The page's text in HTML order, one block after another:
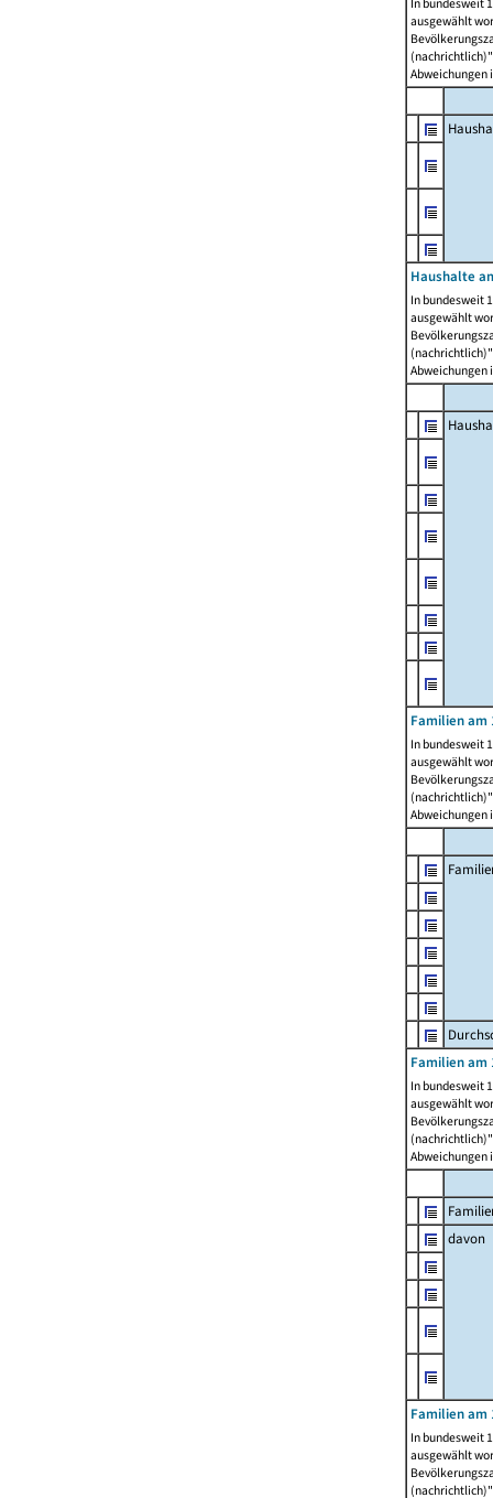
ausgewählt
Abweichungen
Haushalte
In bundesweit
ausgewählt
Abweichungen
Familien am
In bundesweit
ausgewählt
Abweichungen
Familien am
In bundesweit
ausgewählt
Abweichungen
davon
Familien am
In bundesweit
ausgewählt